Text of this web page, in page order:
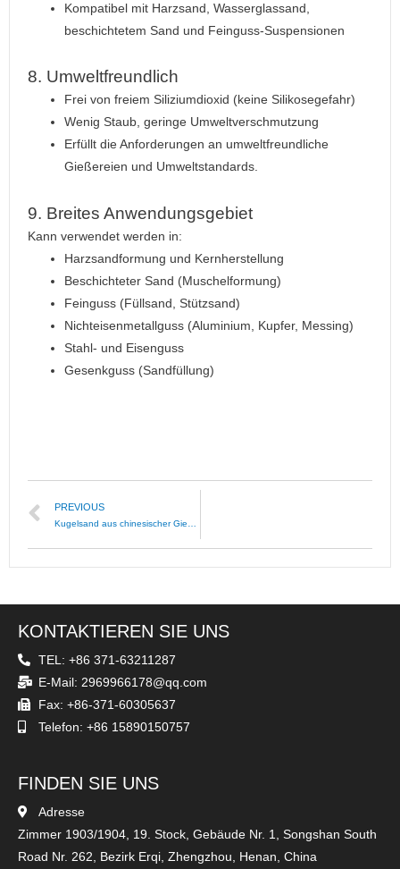
Kompatibel mit Harzsand, Wasserglassand,
beschichtetem Sand und Feinguss-Suspensionen
8. Umweltfreundlich
Frei von freiem Siliziumdioxid (keine Silikosegefahr)
Wenig Staub, geringe Umweltverschmutzung
Erfüllt die Anforderungen an umweltfreundliche
Gießereien und Umweltstandards.
9. Breites Anwendungsgebiet
Kann verwendet werden in:
Harzsandformung und Kernherstellung
Beschichteter Sand (Muschelformung)
Feinguss (Füllsand, Stützsand)
Nichteisenmetallguss (Aluminium, Kupfer, Messing)
Stahl- und Eisenguss
Gesenkguss (Sandfüllung)
PREVIOUS
Kugelsand aus chinesischer Gießerei
KONTAKTIEREN SIE UNS
TEL: +86 371-63211287
E-Mail: 2969966178@qq.com
Fax: +86-371-60305637
Telefon: +86 15890150757
FINDEN SIE UNS
Adresse
Zimmer 1903/1904, 19. Stock, Gebäude Nr. 1, Songshan South
Road Nr. 262, Bezirk Erqi, Zhengzhou, Henan, China